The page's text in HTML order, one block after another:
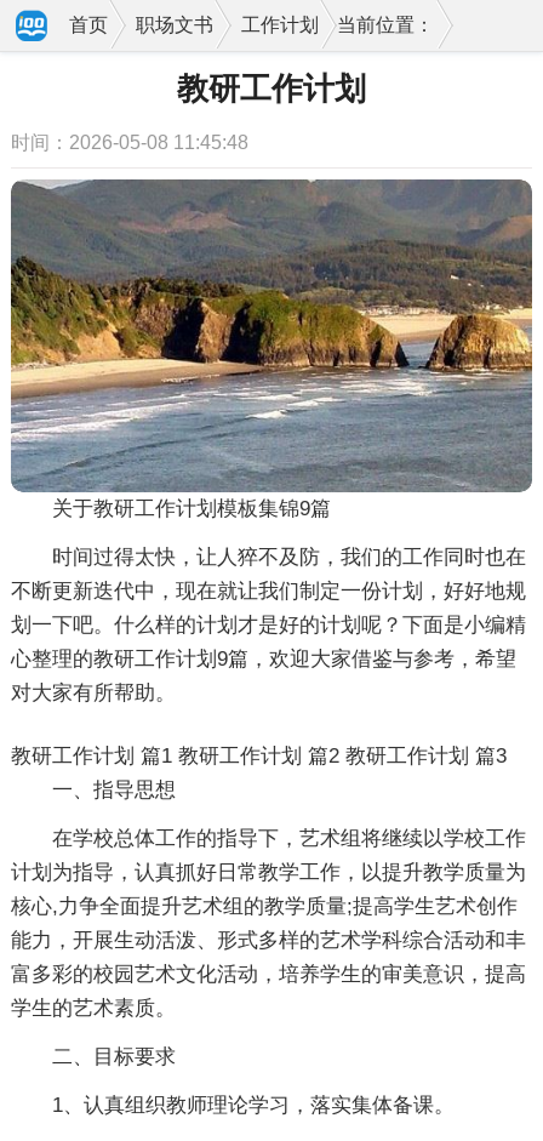
当前位置：
首页 职场文书 工作计划
教研工作计划
时间：2026-05-08 11:45:48
关于教研工作计划模板集锦9篇
时间过得太快，让人猝不及防，我们的工作同时也在
不断更新迭代中，现在就让我们制定一份计划，好好地规
划一下吧。什么样的计划才是好的计划呢？下面是小编精
心整理的教研工作计划9篇，欢迎大家借鉴与参考，希望
对大家有所帮助。
教研工作计划 篇1
一、指导思想
在学校总体工作的指导下，艺术组将继续以学校工作
计划为指导，认真抓好日常教学工作，以提升教学质量为
核心,力争全面提升艺术组的教学质量;提高学生艺术创作
能力，开展生动活泼、形式多样的艺术学科综合活动和丰
富多彩的校园艺术文化活动，培养学生的审美意识，提高
学生的艺术素质。
二、目标要求
1、认真组织教师理论学习，落实集体备课。
教研工作计划 篇2 教研工作计划 篇3